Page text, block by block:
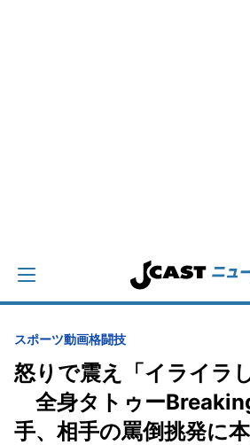
スポーツ動画格闘技
怒りで震え「イライラ
全身タトゥー
手、相手の罵倒挑発に